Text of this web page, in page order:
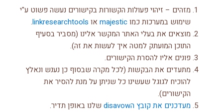
מזהים – זיהוי פעולות הקשורות בקישורים נעשה פשוט ע"י
שימוש במערכות כמוmajesticאו linkresearchtools
.
מוצאים את בעלי האתר המקשר אלינו (מסביר בסעיף
התוכן המועתק למטה איך לעשות את זה).
פונים אליו להסרת הקישורים.
מתעדים את הבקשות (לכל מקרה שבסוף כן נענש ונאלץ
להוכיח לגוגל שעשינו כל שניתן על מנת להסיר את
הקישורים).
מעדכנים את קובץ הdisavow
שלנו באופן תדיר.